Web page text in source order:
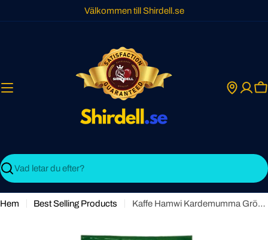
to
Välkommen till Shirdell.se
Search
Hem Best Selling Products Kaffe Hamwi Kardemumma Grön 180g – En smakresa från Mellanöstern i varje kopp